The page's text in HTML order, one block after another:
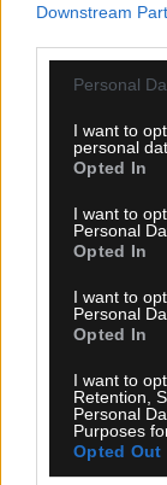
Downstream
Please note
not limited to
grant or deny
use your data
consent section.
Personal
I want to
personal
Opted In
I want to
Personal
Opted In
I want to
Personal
Opted In
I want to
Retention,
Personal
Purposes
Opted Out
Χεσούς
''Βοσνία-
0
43 2º Half